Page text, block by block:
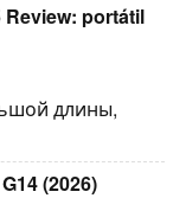
Review: portátil
длины,
(2026)